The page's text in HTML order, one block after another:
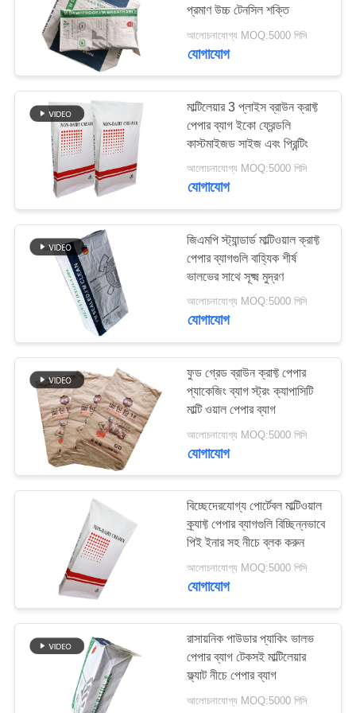
PRIVACY
POLICY
লন পেপার ব্যাগ
ভালভ পেপার ব্যাগ
139
চিমটি নীচের কাগজ ব্যাগ
69
তাপ সিল পেপার ব্যাগ
118
প্রমাণ উচ্চ টেনসিল শক্তি
আলোচনাযোগ্য MOQ:5000 পিসি
যোগাযোগ
মাল্টিলেয়ার 3 প্লাইস ব্রাউন ক্রাফ্ট
পেপার ব্যাগ ইকো ফ্রেন্ডলি
কাস্টমাইজড সাইজ এবং প্রিন্টিং
আলোচনাযোগ্য MOQ:5000 পিসি
যোগাযোগ
জিএমপি স্ট্যান্ডার্ড মাল্টিওয়াল ক্রাফ্ট
পেপার ব্যাগগুলি বাহ্যিক শীর্ষ
ভালভের সাথে সূক্ষ্ম মুদ্রণ
আলোচনাযোগ্য MOQ:5000 পিসি
যোগাযোগ
ফুড গ্রেড ব্রাউন ক্রাফ্ট পেপার
প্যাকেজিং ব্যাগ স্ট্রং ক্যাপাসিটি
মাল্টি ওয়াল পেপার ব্যাগ
আলোচনাযোগ্য MOQ:5000 পিসি
যোগাযোগ
বিচ্ছেদেরযোগ্য পোর্টেবল মাল্টিওয়াল
ক্র্যাফ্ট পেপার ব্যাগগুলি বিচ্ছিন্নভাবে
পিই ইনার সহ নীচে ব্লক করুন
আলোচনাযোগ্য MOQ:5000 পিসি
যোগাযোগ
রাসায়নিক পাউডার প্যাকিং ভালভ
পেপার ব্যাগ টেকসই মাল্টিলেয়ার
ফ্ল্যাট নীচে পেপার ব্যাগ
আলোচনাযোগ্য MOQ:5000 পিসি